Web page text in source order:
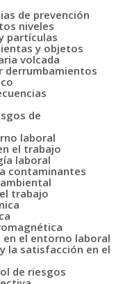
de prevención
niveles
partículas
y objetos
volcada
derrumbamientos
de
laboral
el trabajo
laboral
contaminantes
trabajo
el entorno laboral
la satisfacción en el
de riesgos